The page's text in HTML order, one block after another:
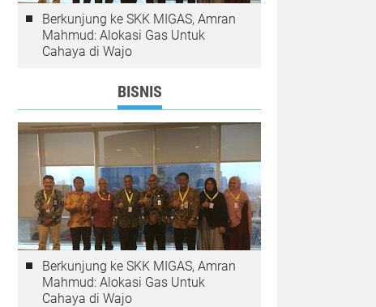
Berkunjung ke SKK MIGAS, Amran
Mahmud: Alokasi Gas Untuk
Cahaya di Wajo
BISNIS
Berkunjung ke SKK MIGAS, Amran
Mahmud: Alokasi Gas Untuk
Cahaya di Wajo